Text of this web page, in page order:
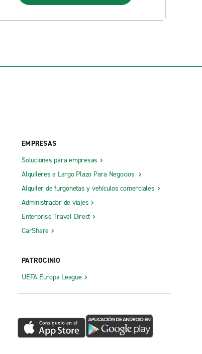
EMPRESAS
Soluciones para empresas
Alquileres a Largo Plazo Para Negocios
Alquiler de furgonetas y vehículos comerciales
Administrador de viajes
Enterprise Travel Direct
CarShare
PATROCINIO
UEFA Europa League